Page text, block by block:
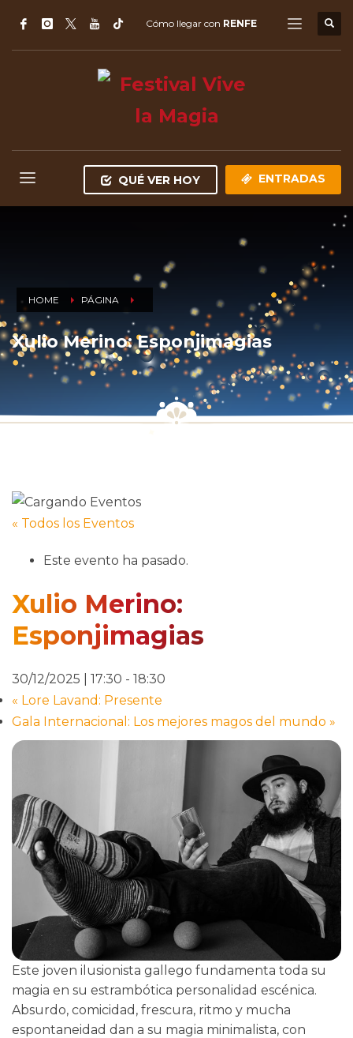
Cómo llegar con RENFE
QUÉ VER HOY ENTRADAS
HOME PÁGINA
Xulio Merino: Esponjimagias
« Todos los Eventos
Este evento ha pasado.
Xulio Merino:
Esponjimagias
30/12/2025 | 17:30 - 18:30
« Lore Lavand: Presente
Gala Internacional: Los mejores magos del mundo »
Este joven ilusionista gallego fundamenta toda su
magia en su estrambótica personalidad escénica.
Absurdo, comicidad, frescura, ritmo y mucha
espontaneidad dan a su magia minimalista, con